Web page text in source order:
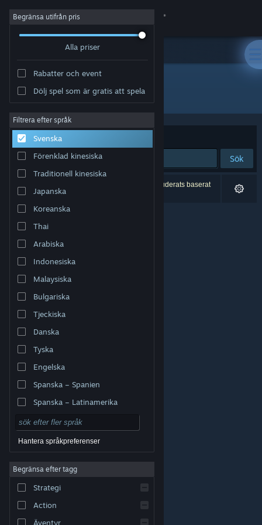
Logga in
Om
Support
Byt språk
Skaffa Steams mobilapp
Se skrivbordswebbplats
varumärken tillhör respektive ägare i USA och andra
Tillgänglighet
Återbetalningar|
Begränsa utifrån pris
Alla priser
Rabatter och event
Dölj spel som är gratis att spela
Filtrera efter språk
Svenska
Förenklad kinesiska
Traditionell kinesiska
Japanska
Koreanska
Thai
Arabiska
Indonesiska
Malaysiska
Bulgariska
Tjeckiska
Danska
Tyska
Engelska
Spanska – Spanien
Spanska – Latinamerika
Hantera språkpreferenser
Begränsa efter tagg
Strategi
Action
Äventyr
Utvecklare: VGstudio
Sortera efter Relevans
Sök
0 träffar matchade din sökning. 13 titlar har exkluderats baserat
på dina preferenser.